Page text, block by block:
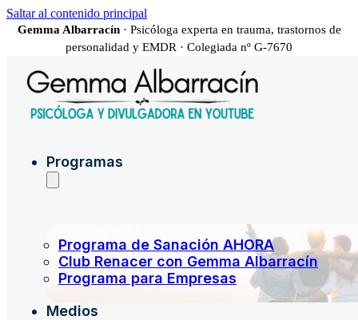
Saltar al contenido principal
Gemma Albarracín· Psicóloga experta en trauma, trastornos de
personalidad y EMDR · Colegiada nº G-7670
Programas
Programa de Sanación AHORA
Club Renacer con Gemma Albarracín
Programa para Empresas
Medios